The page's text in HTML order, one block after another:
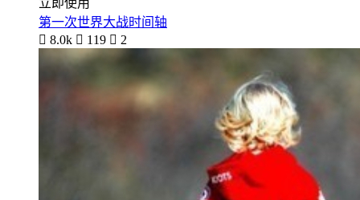
立即使用
第一次世界大战时间轴
 8.0k  119  2